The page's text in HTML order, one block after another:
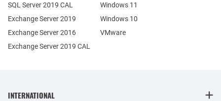
Exchange Server 2019
Exchange Server 2016
SQL Server 2019 CAL
Exchange Server 2019 CAL
Windows 11
Windows 10
VMware
INTERNATIONAL